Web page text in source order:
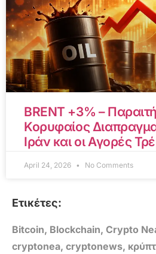
BRENT +3% –
Κορυφαίος
Ιράν και οι Αγορές
April 24, 2026 No Comments
Ετικέτες:
Bitcoin, Blockchain, Crypto
cryptonea, cryptonews,